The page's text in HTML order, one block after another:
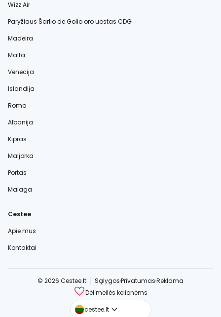
Wizz Air
Paryžiaus Šarlio de Golio oro uostas CDG
Madeira
Malta
Venecija
Islandija
Roma
Albanija
Kipras
Maljorka
Portas
Malaga
Cestee
Apie mus
Kontaktai
© 2026 Cestee.lt SąlygosPrivatumasReklama
Dėl meilės kelionėms
cestee.lt
cestee.com